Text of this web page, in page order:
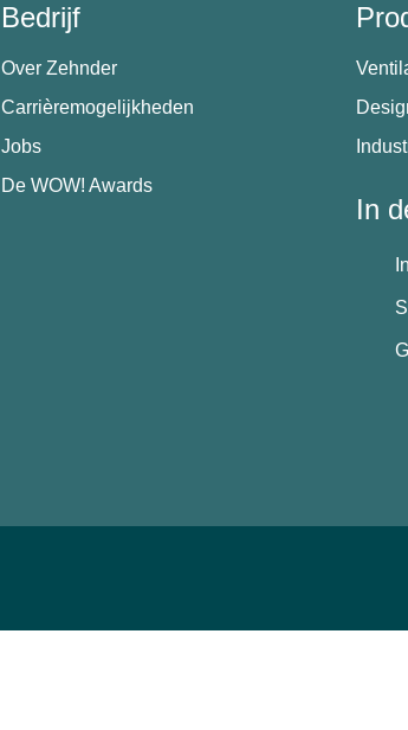
Bedrijf
Over Zehnder
Carrièremogelijkheden
Jobs
De WOW! Awards
In